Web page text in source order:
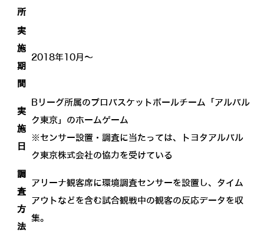
所
実
施
期
間
2018年10月～
実
施
日
Bリーグ所属のプロバスケットボールチーム「アルバル
ク東京」のホームゲーム
※センサー設置・調査に当たっては、トヨタアルバル
ク東京株式会社の協力を受けている
調
査
方
法
アリーナ観客席に環境調査センサーを設置し、タイム
アウトなどを含む試合観戦中の観客の反応データを収
集。